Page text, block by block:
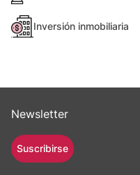
Inversión inmobiliaria
Newsletter
Suscribirse